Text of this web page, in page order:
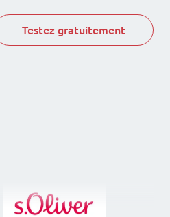
Testez gratuitement